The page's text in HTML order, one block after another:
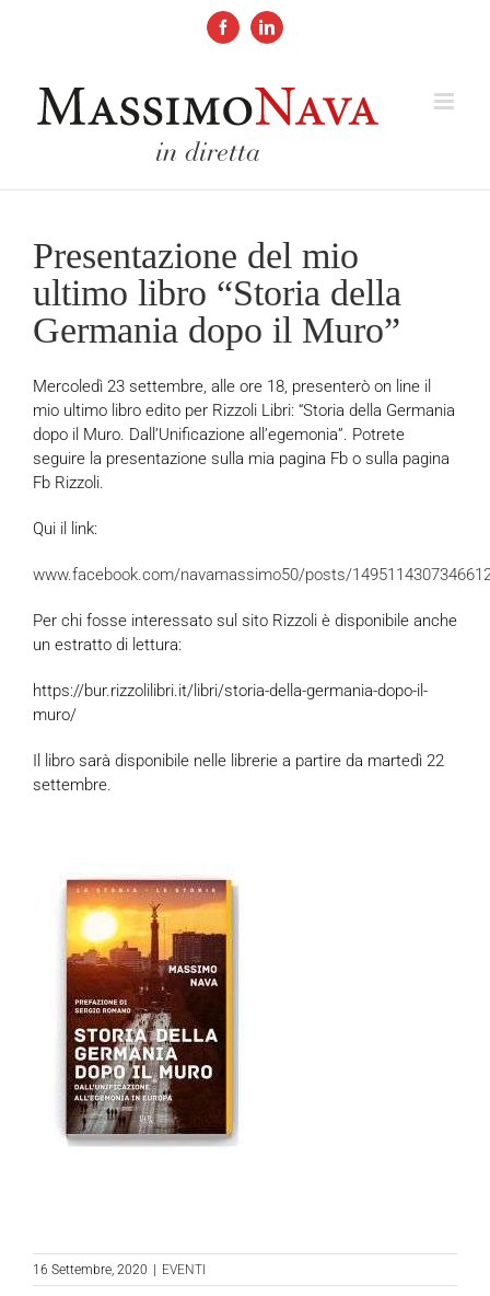
FacebookLinkedIn
Presentazione del mio
ultimo libro “Storia della
Germania dopo il Muro”
Mercoledì 23 settembre, alle ore 18, presenterò on line il
mio ultimo libro edito per Rizzoli Libri: “Storia della Germania
dopo il Muro. Dall’Unificazione all’egemonia”. Potrete
seguire la presentazione sulla mia pagina Fb o sulla pagina
Fb Rizzoli.
Qui il link:
www.facebook.com/navamassimo50/posts/
Per chi fosse interessato sul sito Rizzoli è disponibile anche
un estratto di lettura:
https://bur.rizzolilibri.it/libri/storia-della-germania-dopo-il-
muro/
Il libro sarà disponibile nelle librerie a partire da martedì 22
settembre.
16 Settembre, 2020 | EVENTI